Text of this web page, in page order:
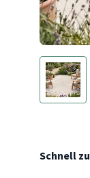
Schnell zu